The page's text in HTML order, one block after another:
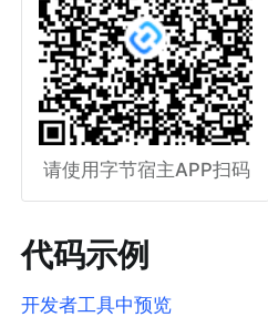
请使用字节宿主APP扫码
代码示例
开发者工具中预览